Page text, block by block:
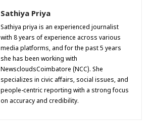
Sathiya Priya
Sathiya priya is an experienced journalist
with 8 years of experience across various
media platforms, and for the past 5 years
she has been working with
NewscloudsCoimbatore (NCC). She
specializes in civic affairs, social issues, and
people-centric reporting with a strong focus
on accuracy and credibility.